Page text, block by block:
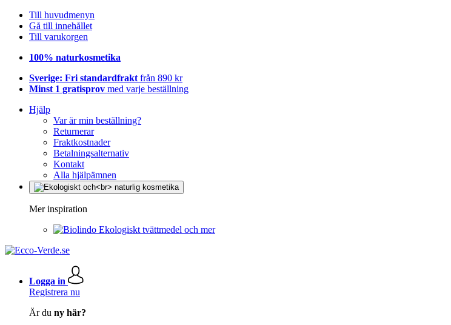
Till huvudmenyn
Gå till innehållet
Till varukorgen
100% naturkosmetika
Sverige: Fri standardfrakt från 890 kr
Minst 1 gratisprov med varje beställning
Hjälp
Var är min beställning?
Returnerar
Fraktkostnader
Betalningsalternativ
Kontakt
Alla hjälpämnen
Mer inspiration
Ekologiskt tvättmedel och mer
Logga in
Registrera nu
Är du ny här?